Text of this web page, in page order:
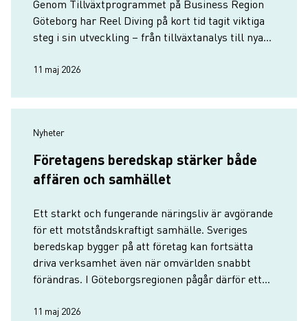
Genom Tillväxtprogrammet på Business Region
Göteborg har Reel Diving på kort tid tagit viktiga
steg i sin utveckling – från tillväxtanalys till nya
framåt.
11 maj 2026
Nyheter
Företagens beredskap stärker både
affären och samhället
Ett starkt och fungerande näringsliv är avgörande
för ett motståndskraftigt samhälle. Sveriges
beredskap bygger på att företag kan fortsätta
driva verksamhet även när omvärlden snabbt
förändras. I Göteborgsregionen pågår därför ett
beredskap, som en na…
11 maj 2026